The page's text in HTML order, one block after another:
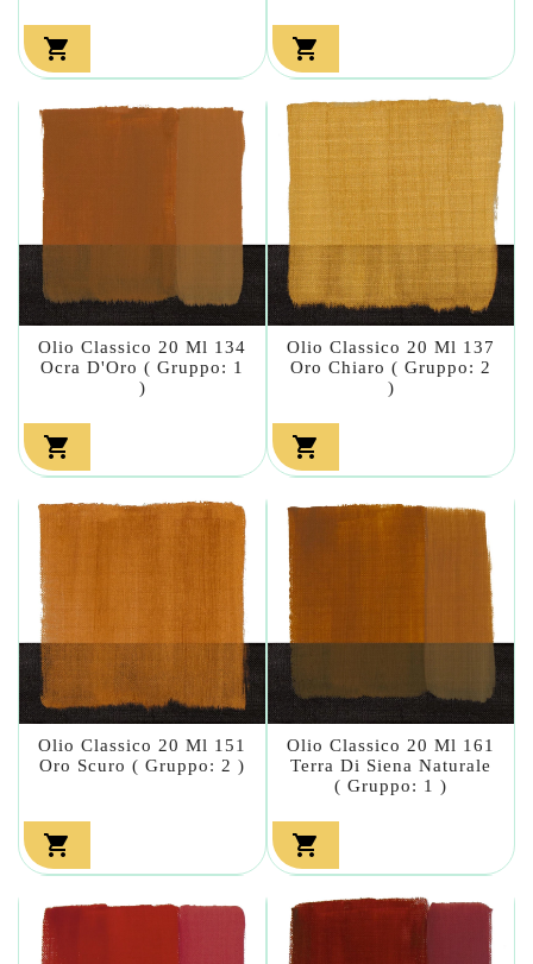
 
Olio Classico 20 Ml 134
Ocra D'Oro ( Gruppo: 1
)

Olio Classico 20 Ml 137
Oro Chiaro ( Gruppo: 2
)

Olio Classico 20 Ml 151
Oro Scuro ( Gruppo: 2 )

Olio Classico 20 Ml 161
Terra Di Siena Naturale
( Gruppo: 1 )
